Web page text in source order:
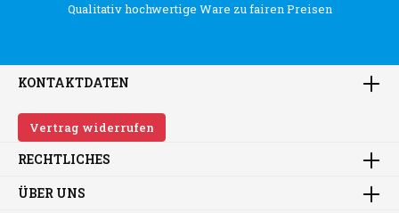
Qualitativ hochwertige Ware zu fairen Preisen
KONTAKTDATEN
Vertrag widerrufen
RECHTLICHES
ÜBER UNS